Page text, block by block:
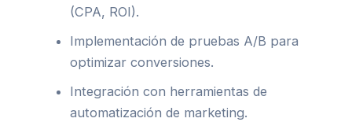
(CPA, ROI).
Implementación de pruebas A/B para
optimizar conversiones.
Integración con herramientas de
automatización de marketing.